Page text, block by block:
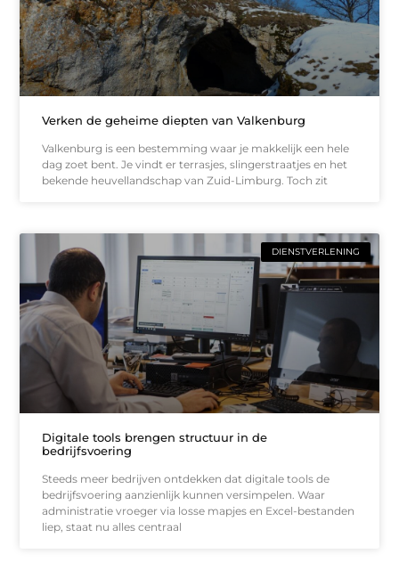
Verken de geheime diepten van Valkenburg
Valkenburg is een bestemming waar je makkelijk een hele
dag zoet bent. Je vindt er terrasjes, slingerstraatjes en het
bekende heuvellandschap van Zuid-Limburg. Toch zit
DIENSTVERLENING
Digitale tools brengen structuur in de
bedrijfsvoering
Steeds meer bedrijven ontdekken dat digitale tools de
bedrijfsvoering aanzienlijk kunnen versimpelen. Waar
administratie vroeger via losse mapjes en Excel-bestanden
liep, staat nu alles centraal